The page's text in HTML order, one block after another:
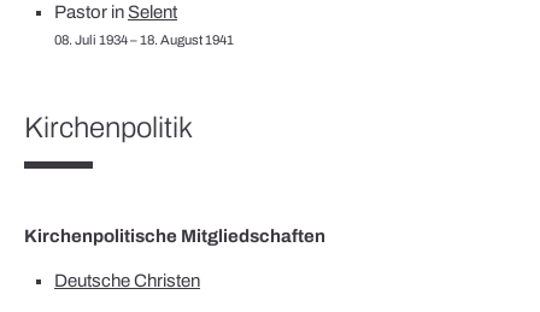
Pastor inSelent
08. Juli 1934 – 18. August 1941
Kirchenpolitik
Kirchenpolitische Mitgliedschaften
Deutsche Christen